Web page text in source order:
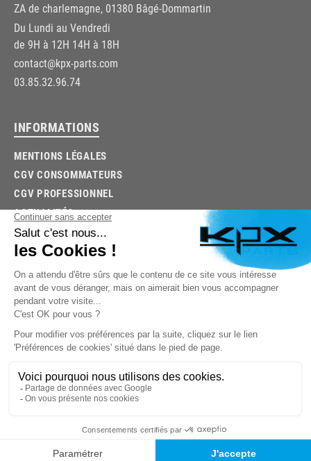
03.85.32.96.74
© 2026 -KPX PARTS- SITE CRÉÉ PARLET'S CLIC
ZA de charlemagne, 01380 Bâgé-Dommartin
Du Lundi au Vendredi
de 9H à 12H 14H à 18H
contact@kpx-parts.com
03.85.32.96.74
INFORMATIONS
MENTIONS LÉGALES
CGV CONSOMMATEURS
CGV PROFESSIONNEL
ACTUALITÉS
TROUVEZ LA BONNE PIÈCE RAPIDEMENT
03.85.32.96.74